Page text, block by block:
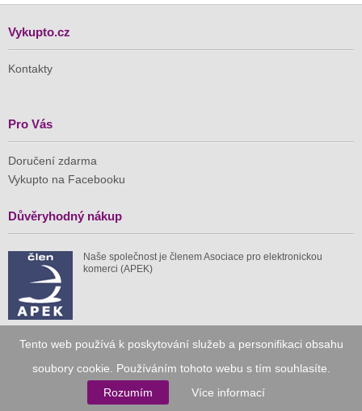
Tento web používá k poskytování služeb a personifikaci obsahu
soubory cookie. Používáním tohoto webu s tím souhlasíte.
Rozumím
Více informací
Vykupto.cz
Kontakty
Pro Vás
Doručení zdarma
Vykupto na Facebooku
Důvěryhodný nákup
Naše společnost je členem Asociace pro elektronickou
komerci (APEK)
1 511 mil.